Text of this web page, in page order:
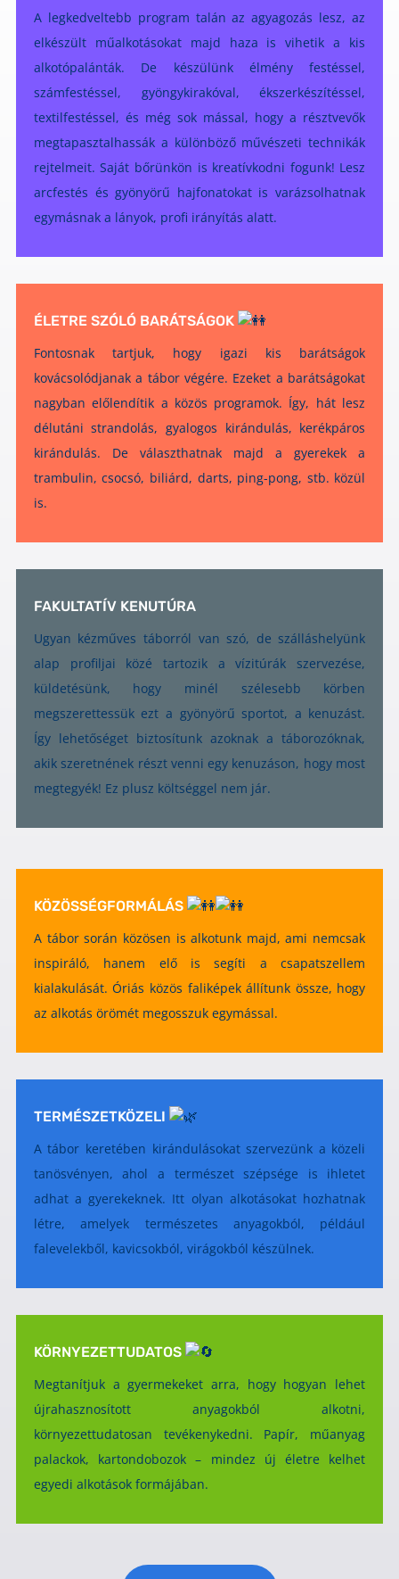
A legkedveltebb program talán az agyagozás lesz, az
elkészült műalkotásokat majd haza is vihetik a kis
alkotópalánták. De készülünk élmény festéssel,
számfestéssel, gyöngykirakóval, ékszerkészítéssel,
textilfestéssel, és még sok mással, hogy a résztvevők
megtapasztalhassák a különböző művészeti technikák
rejtelmeit. Saját bőrünkön is kreatívkodni fogunk! Lesz
arcfestés és gyönyörű hajfonatokat is varázsolhatnak
egymásnak a lányok, profi irányítás alatt.
ÉLETRE SZÓLÓ BARÁTSÁGOK
Fontosnak tartjuk, hogy igazi kis barátságok
kovácsolódjanak a tábor végére. Ezeket a barátságokat
nagyban előlendítik a közös programok. Így, hát lesz
délutáni strandolás, gyalogos kirándulás, kerékpáros
kirándulás. De választhatnak majd a gyerekek a
trambulin, csocsó, biliárd, darts, ping-pong, stb. közül
is.
FAKULTATÍV KENUTÚRA
Ugyan kézműves táborról van szó, de szálláshelyünk
alap profiljai közé tartozik a vízitúrák szervezése,
küldetésünk, hogy minél szélesebb körben
megszerettessük ezt a gyönyörű sportot, a kenuzást.
Így lehetőséget biztosítunk azoknak a táborozóknak,
akik szeretnének részt venni egy kenuzáson, hogy most
megtegyék! Ez plusz költséggel nem jár.
KÖZÖSSÉGFORMÁLÁS
A tábor során közösen is alkotunk majd, ami nemcsak
inspiráló, hanem elő is segíti a csapatszellem
kialakulását. Óriás közös faliképek állítunk össze, hogy
az alkotás örömét megosszuk egymással.
TERMÉSZETKÖZELI
A tábor keretében kirándulásokat szervezünk a közeli
tanösvényen, ahol a természet szépsége is ihletet
adhat a gyerekeknek. Itt olyan alkotásokat hozhatnak
létre, amelyek természetes anyagokból, például
falevelekből, kavicsokból, virágokból készülnek.
KÖRNYEZETTUDATOS
Megtanítjuk a gyermekeket arra, hogy hogyan lehet
újrahasznosított anyagokból alkotni,
környezettudatosan tevékenykedni. Papír, műanyag
palackok, kartondobozok – mindez új életre kelhet
egyedi alkotások formájában.